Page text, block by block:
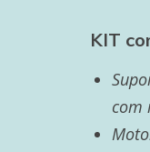
KIT
com